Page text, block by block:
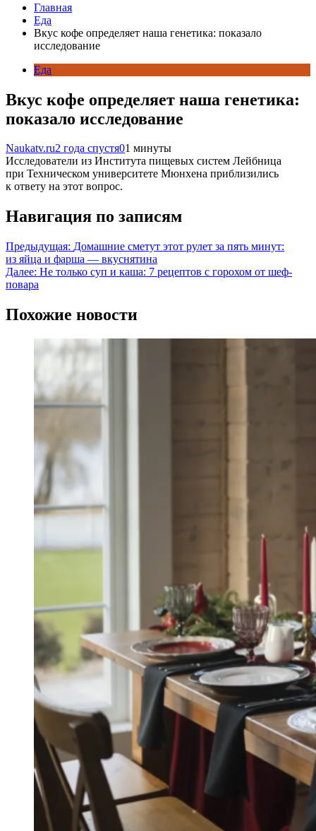
Главная
Еда
Вкус кофе определяет наша генетика: показало
исследование
Еда
Вкус кофе определяет наша генетика:
показало исследование
Naukatv.ru2 года спустя01 минуты
Исследователи из Института пищевых систем Лейбница
при Техническом университете Мюнхена приблизились
к ответу на этот вопрос.
Навигация по записям
Предыдущая: Домашние сметут этот рулет за пять минут:
из яйца и фарша — вкуснятина
Далее: Не только суп и каша: 7 рецептов с горохом от шеф-
повара
Похожие новости